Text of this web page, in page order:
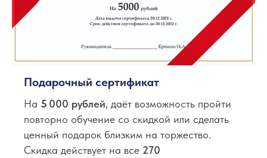
Подарочный сертификат
На 5 000 рублей, даёт возможность пройти
повторно обучение со скидкой или сделать
ценный подарок близким на торжество.
Скидка действует на все 270